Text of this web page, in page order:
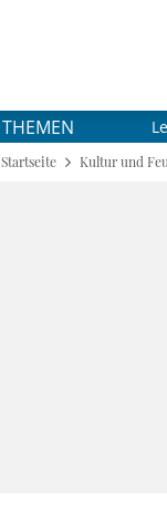
THEMEN
Startseite Kultur und